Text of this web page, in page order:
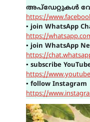
അപ്ഡേറ്റുകൾ
https://
▪ join WhatsApp
https://
▪ join WhatsApp
https://
▪ subscribe
https://
▪ follow Instagram
https://